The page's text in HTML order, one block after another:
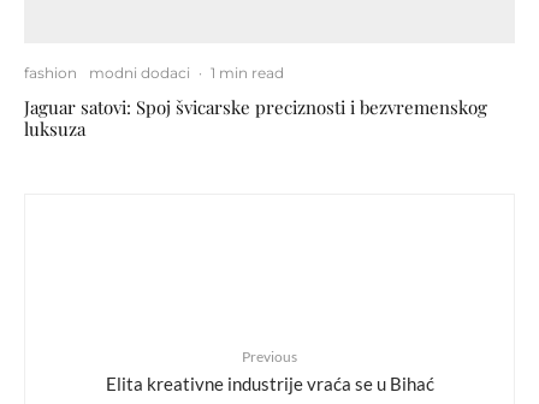
fashion modni dodaci · 1 min read
Jaguar satovi: Spoj švicarske preciznosti i bezvremenskog
luksuza
Previous
Elita kreativne industrije vraća se u Bihać